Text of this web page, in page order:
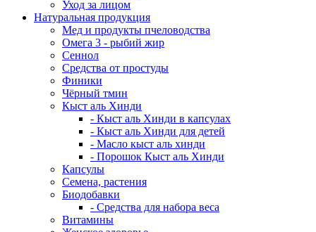
Уход за лицом
Натуральная продукция
Мед и продукты пчеловодства
Омега 3 - рыбий жир
Сеннол
Средства от простуды
Финики
Чёрный тмин
Кыст аль Хинди
- Кыст аль Хинди в капсулах
- Кыст аль Хинди для детей
- Масло кыст аль хинди
- Порошок Кыст аль Хинди
Капсулы
Семена, растения
Биодобавки
- Средства для набора веса
Витамины